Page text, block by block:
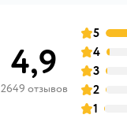
4,9
2649 отзывов
5
оценка
4
оценка
3
оценка
2
оценка
1